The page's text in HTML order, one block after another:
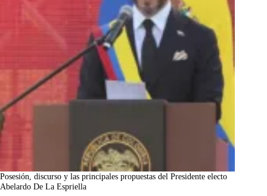
Posesión, discurso y las principales propuestas del Presidente electo
Abelardo De La Espriella